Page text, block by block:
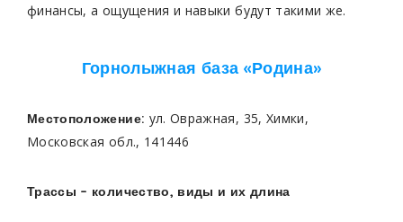
финансы, а ощущения и навыки будут такими же.
Горнолыжная база «Родина»
Местоположение: ул. Овражная, 35, Химки,
Московская обл., 141446
Трассы – количество, виды и их длина